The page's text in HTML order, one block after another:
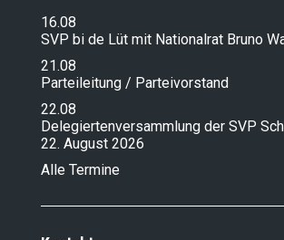
16.08
SVP bi de Lüt mit Nationalrat Bruno
21.08
Parteileitung / Parteivorstand
22.08
Delegiertenversammlung der SVP
22. August 2026
Alle Termine